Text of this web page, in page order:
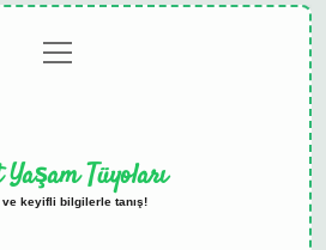
menüyü
aç
Tüyoları
ve keyifli bilgilerle tanış!